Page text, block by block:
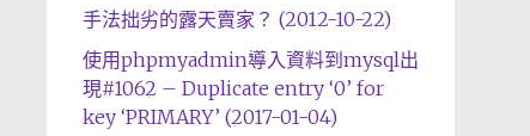
手法拙劣的露天賣家？ (2012-10-22)
使用phpmyadmin導入資料到mysql出
現#1062 – Duplicate entry ‘0’ for
key ‘PRIMARY’ (2017-01-04)